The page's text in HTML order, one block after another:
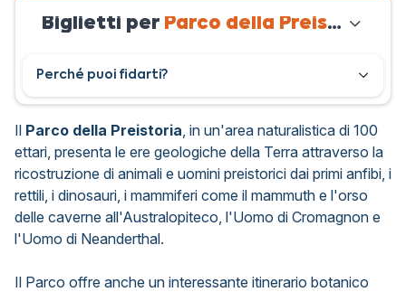
Il Parco della Preistoria , in un'area naturalistica di 100
ettari, presenta le ere geologiche della Terra attraverso la
ricostruzione di animali e uomini preistorici dai primi anfibi, i
rettili, i dinosauri, i mammiferi come il mammuth e l'orso
delle caverne all'Australopiteco, l'Uomo di Cromagnon e
l'Uomo di Neanderthal.
Il Parco offre anche un interessante itinerario botanico
Biglietti per Parco della Preistoria
Perché puoi fidarti?